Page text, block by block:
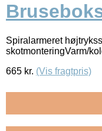
Spiralarmeret
skotmonteringVarm/
665 kr. (Vis fragtpris)